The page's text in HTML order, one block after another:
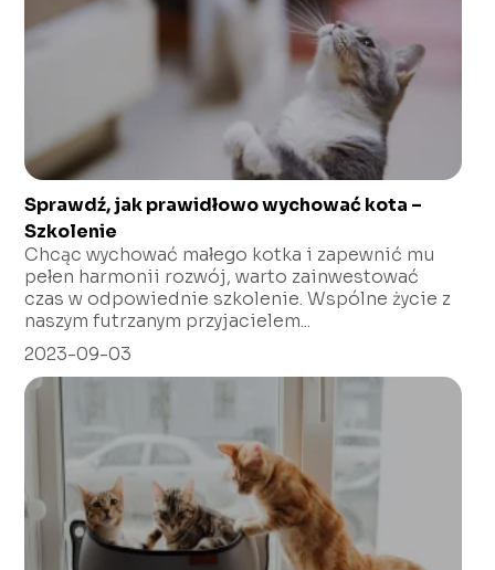
Sprawdź, jak prawidłowo wychować kota –
Szkolenie
Chcąc wychować małego kotka i zapewnić mu
pełen harmonii rozwój, warto zainwestować
czas w odpowiednie szkolenie. Wspólne życie z
naszym futrzanym przyjacielem...
2023-09-03